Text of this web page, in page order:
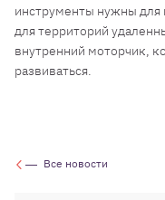
инструменты нужны для
для территорий
внутренний моторчик,
развиваться.
Все новости